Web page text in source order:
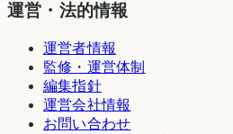
運営・法的情報
運営者情報
監修・運営体制
編集指針
運営会社情報
お問い合わせ